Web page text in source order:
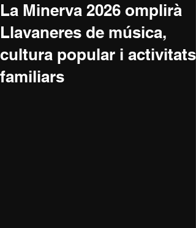
La Minerva 2026 omplirà
Llavaneres de música,
cultura popular i activitats
familiars